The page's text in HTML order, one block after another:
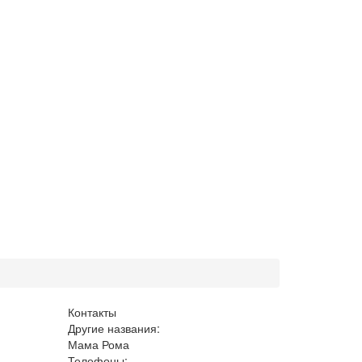
Контакты
Другие названия:
Мама Рома